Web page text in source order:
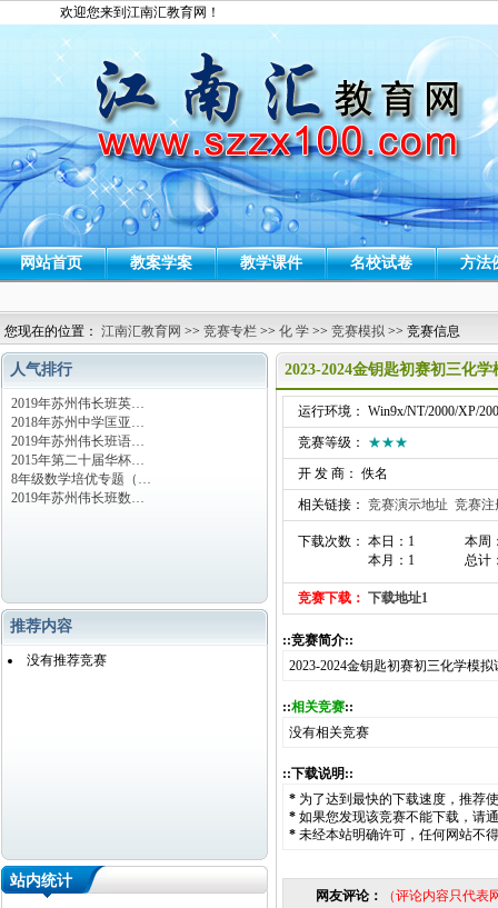
欢迎您来到江南汇教育网！
网站首页 教案学案 教学课件 名校试卷 方法
您现在的位置： 江南汇教育网 >> 竞赛专栏 >> 化 学 >> 竞赛模拟 >> 竞赛信息
人气排行
2019年苏州伟长班英…
2018年苏州中学匡亚…
2019年苏州伟长班语…
2015年第二十届华杯…
8年级数学培优专题（…
2019年苏州伟长班数…
推荐内容
没有推荐竞赛
站内统计
2023-2024金钥匙初赛初三化
运行环境： Win9x/NT/2000/XP/
竞赛等级： ★★★
开 发 商： 佚名
相关链接： 竞赛演示地址 竞赛注
下载次数： 本日：1
本月：1
本周
总计
竞赛下载： 下载地址1
::竞赛简介::
2023-2024金钥匙初赛初三化学模
::相关竞赛::
没有相关竞赛
::下载说明::
* 为了达到最快的下载速度，推荐
* 如果您发现该竞赛不能下载，请
* 未经本站明确许可，任何网站不
网友评论： （评论内容只代